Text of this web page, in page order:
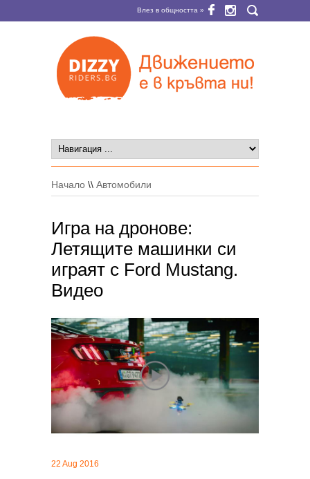
Влез в общността »
Начало \\ Автомобили
Игра на дронове:
Летящите машинки си
играят с Ford Mustang.
Видео
22 Aug 2016